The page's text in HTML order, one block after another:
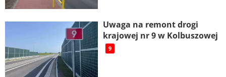
Uwaga na remont drogi
krajowej nr 9 w Kolbuszowej
9